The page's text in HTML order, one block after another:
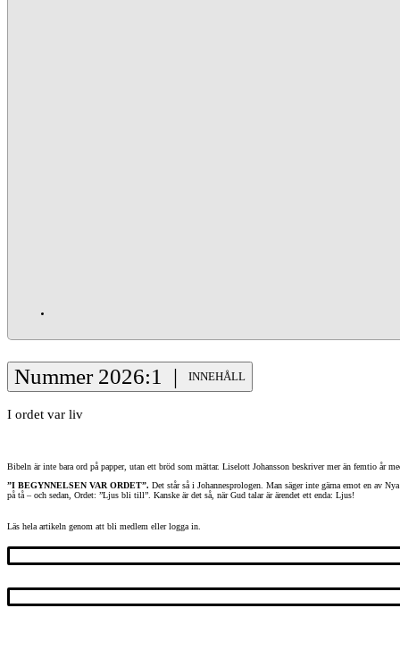
Nummer 2026:1 | INNEHÅLL
I ordet var liv
Bibeln är inte bara ord på papper, utan ett bröd som mättar. Liselott Johansson beskriver mer än femtio
”I BEGYNNELSEN VAR ORDET”. Det står så i Johannesprologen. Man säger inte gärna emot en av
på tå – och sedan, Ordet: ”Ljus bli till”. Kanske är det så, när Gud talar är ärendet ett enda: Ljus!
Läs hela artikeln genom att bli medlem eller logga in.